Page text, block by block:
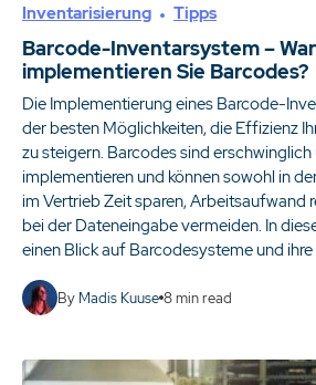
Inventarisierung Tipps
Barcode-Inventarsystem –
implementieren Sie Barcodes?
Die Implementierung eines Barcode-
der besten Möglichkeiten, die Effizienz
zu steigern. Barcodes sind
implementieren und können sowohl in
im Vertrieb Zeit sparen, Arbeitsaufwand
bei der Dateneingabe vermeiden. In
einen Blick auf Barcodesysteme und
By Madis Kuuse 8min read